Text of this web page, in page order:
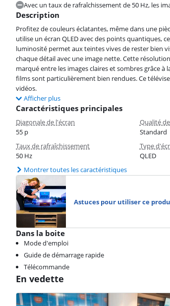
Avec un taux de rafraîchissement de 50 Hz, les
Description
Profitez de couleurs éclatantes, même dans une
utilise un écran QLED avec des points quantiques,
luminosité permet aux teintes vives de rester bien
chaque détail avec une image nette. Cette
marqué entre les images claires et sombres grâce à
films sont particulièrement bien rendues. Ce
vidéos.
Afficher plus
Caractéristiques principales
Diagonale de l'écran
55 p
Qualité
Standard
Taux de rafraîchissement
50 Hz
Type
QLED
Montrer toutes les caractéristiques
Astuces pour utiliser ce
Dans la boite
Mode d'emploi
Guide de démarrage rapide
Télécommande
En vedette